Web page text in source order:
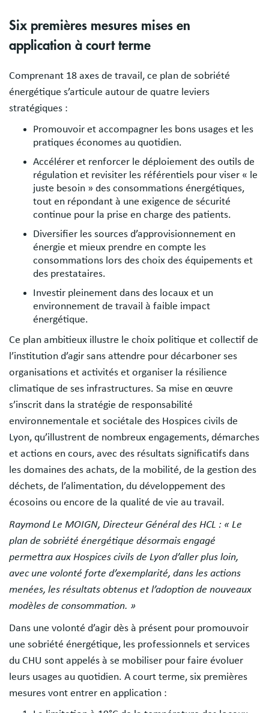
Six premières mesures mises en
application à court terme
Comprenant 18 axes de travail, ce plan de sobriété
énergétique s’articule autour de quatre leviers
stratégiques :
Promouvoir et accompagner les bons usages et les
pratiques économes au quotidien.
Accélérer et renforcer le déploiement des outils de
régulation et revisiter les référentiels pour viser « le
juste besoin » des consommations énergétiques,
tout en répondant à une exigence de sécurité
continue pour la prise en charge des patients.
Diversifier les sources d’approvisionnement en
énergie et mieux prendre en compte les
consommations lors des choix des équipements et
des prestataires.
Investir pleinement dans des locaux et un
environnement de travail à faible impact
énergétique.
Ce plan ambitieux illustre le choix politique et collectif de
l’institution d’agir sans attendre pour décarboner ses
organisations et activités et organiser la résilience
climatique de ses infrastructures. Sa mise en œuvre
s’inscrit dans la stratégie de responsabilité
environnementale et sociétale des Hospices civils de
Lyon, qu’illustrent de nombreux engagements, démarches
et actions en cours, avec des résultats significatifs dans
les domaines des achats, de la mobilité, de la gestion des
déchets, de l’alimentation, du développement des
écosoins ou encore de la qualité de vie au travail.
Raymond Le MOIGN, Directeur Général des HCL : « Le
plan de sobriété énergétique désormais engagé
permettra aux Hospices civils de Lyon d’aller plus loin,
avec une volonté forte d’exemplarité, dans les actions
menées, les résultats obtenus et l’adoption de nouveaux
modèles de consommation. »
Dans une volonté d’agir dès à présent pour promouvoir
une sobriété énergétique, les professionnels et services
du CHU sont appelés à se mobiliser pour faire évoluer
leurs usages au quotidien. A court terme, six premières
mesures vont entrer en application :